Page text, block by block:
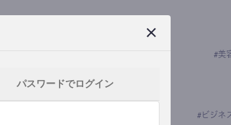
パスワードでログイン
なつなつ（化粧品・皮膚科学の研究者）
#美
ｺｯｶﾗSaaS
# ビジネ